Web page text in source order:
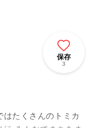
保存
3
はたくさんのトミカ